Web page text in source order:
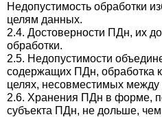
Недопустимость обработки
целям данных.
2.4. Достоверности ПДн, их
обработки.
2.5. Недопустимости
содержащих ПДн, обработка
целях, несовместимых между
2.6. Хранения ПДн в форме,
субъекта ПДн, не дольше, чем